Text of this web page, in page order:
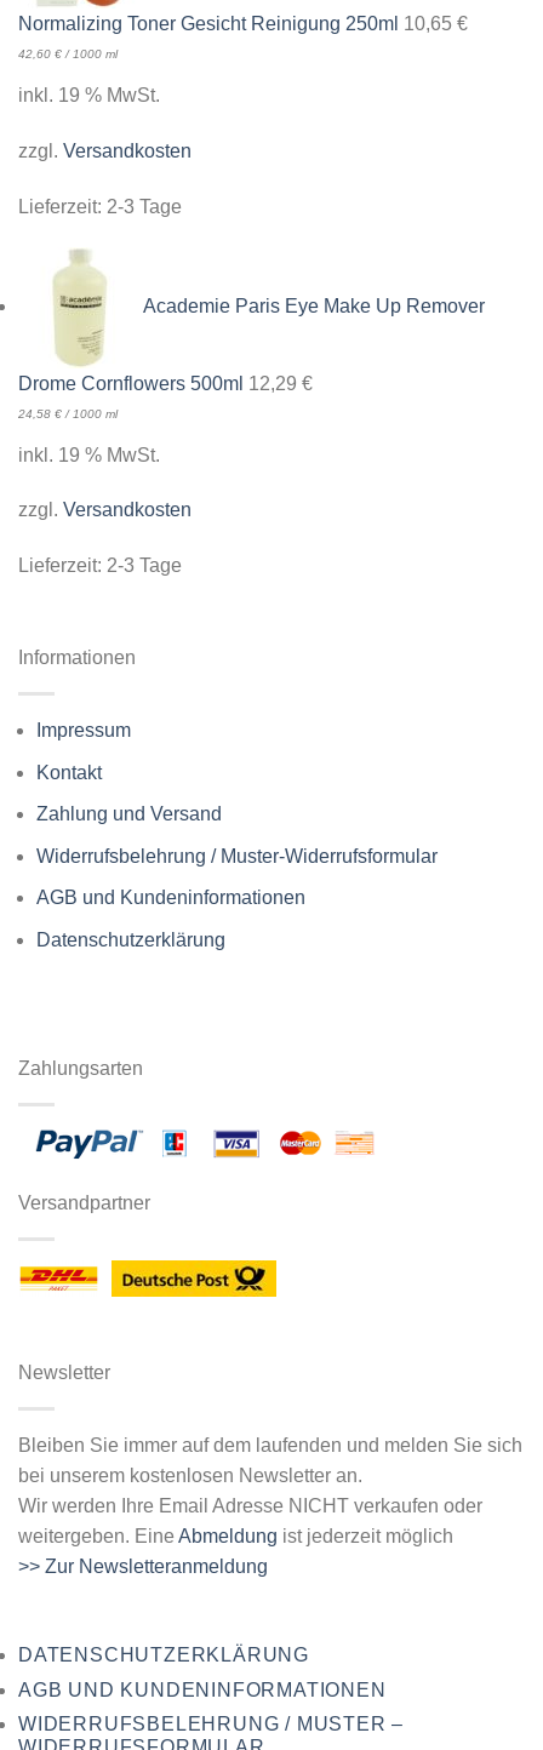
Normalizing Toner Gesicht Reinigung 250ml 10,65 €
42,60 € / 1000 ml
inkl. 19 % MwSt.
zzgl. Versandkosten
Lieferzeit: 2-3 Tage
Academie Paris Eye Make Up Remover
Drome Cornflowers 500ml 12,29 €
24,58 € / 1000 ml
inkl. 19 % MwSt.
zzgl. Versandkosten
Lieferzeit: 2-3 Tage
Informationen
Impressum
Kontakt
Zahlung und Versand
Widerrufsbelehrung / Muster-Widerrufsformular
AGB und Kundeninformationen
Datenschutzerklärung
Zahlungsarten
Versandpartner
Newsletter
Bleiben Sie immer auf dem laufenden und melden Sie sich
bei unserem kostenlosen Newsletter an.
Wir werden Ihre Email Adresse NICHT verkaufen oder
weitergeben. Eine Abmeldung ist jederzeit möglich
>> Zur Newsletteranmeldung
DATENSCHUTZERKLÄRUNG
AGB UND KUNDENINFORMATIONEN
WIDERRUFSBELEHRUNG / MUSTER –